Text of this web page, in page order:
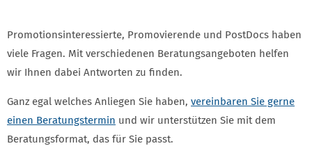
Promotionsinteressierte, Promovierende und PostDocs haben
viele Fragen. Mit verschiedenen Beratungsangeboten helfen
wir Ihnen dabei Antworten zu finden.
Ganz egal welches Anliegen Sie haben, vereinbaren Sie gerne
einen Beratungstermin und wir unterstützen Sie mit dem
Beratungsformat, das für Sie passt.